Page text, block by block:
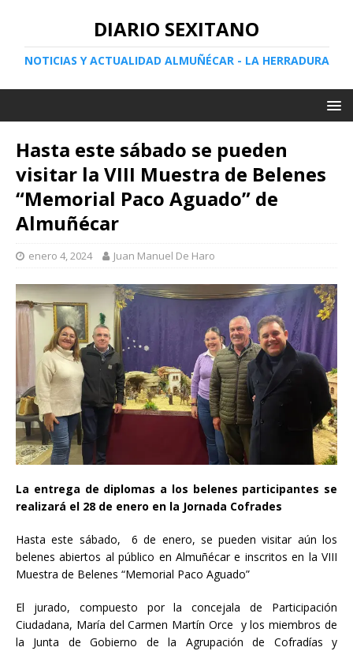
DIARIO SEXITANO
NOTICIAS Y ACTUALIDAD ALMUÑÉCAR - LA HERRADURA
Hasta este sábado se pueden
visitar la VIII Muestra de Belenes
“Memorial Paco Aguado” de
Almuñécar
enero 4, 2024 Juan Manuel De Haro
La entrega de diplomas a los belenes participantes se
realizará el 28 de enero en la Jornada Cofrades
Hasta este sábado, 6 de enero, se pueden visitar aún los
belenes abiertos al público en Almuñécar e inscritos en la VIII
Muestra de Belenes “Memorial Paco Aguado”
El jurado, compuesto por la concejala de Participación
Ciudadana, María del Carmen Martín Orce y los miembros de
la Junta de Gobierno de la Agrupación de Cofradías y